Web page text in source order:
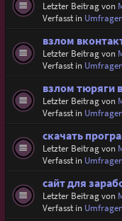
Letzter Beitrag von
Verfasst in
взлом
Letzter Beitrag von
Verfasst in
взлом тюряги
Letzter Beitrag von
Verfasst in
скачать
Letzter Beitrag von
Verfasst in
сайт для
Letzter Beitrag von
Verfasst in